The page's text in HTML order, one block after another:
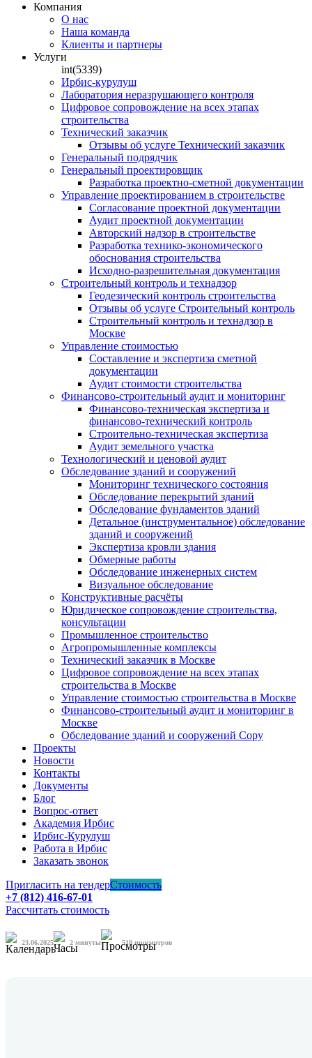
Компания
О нас
Наша команда
Клиенты и партнеры
Услуги
int(5339)
Ирбис-курулуш
Лаборатория неразрушающего контроля
Цифровое сопровождение на всех этапах
строительства
Технический заказчик
Отзывы об услуге Технический заказчик
Генеральный подрядчик
Генеральный проектировщик
Разработка проектно-сметной документации
Управление проектированием в строительстве
Согласование проектной документации
Аудит проектной документации
Авторский надзор в строительстве
Разработка технико-экономического
обоснования строительства
Исходно-разрешительная документация
Строительный контроль и технадзор
Геодезический контроль строительства
Отзывы об услуге Строительный контроль
Строительный контроль и технадзор в
Москве
Управление стоимостью
Составление и экспертиза сметной
документации
Аудит стоимости строительства
Финансово-строительный аудит и мониторинг
Финансово-техническая экспертиза и
финансово-технический контроль
Строительно-техническая экспертиза
Аудит земельного участка
Технологический и ценовой аудит
Обследование зданий и сооружений
Мониторинг технического состояния
Обследование перекрытий зданий
Обследование фундаментов зданий
Детальное (инструментальное) обследование
зданий и сооружений
Экспертиза кровли здания
Обмерные работы
Обследование инженерных систем
Визуальное обследование
Конструктивные расчёты
Юридическое сопровождение строительства,
консультации
Промышленное строительство
Агропромышленные комплексы
Технический заказчик в Москве
Цифровое сопровождение на всех этапах
строительства в Москве
Управление стоимостью строительства в Москве
Финансово-строительный аудит и мониторинг в
Москве
Обследование зданий и сооружений Copy
Проекты
Новости
Контакты
Документы
Блог
Вопрос-ответ
Академия Ирбис
Ирбис-Курулуш
Работа в Ирбис
Заказать звонок
Пригласить на тендерСтоимость
+7 (812) 416-67-01
Рассчитать стоимость
23.06.2025 2 минуты 518 просмотров